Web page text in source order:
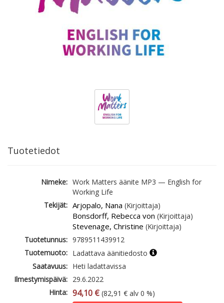
Tuotetiedot
Nimeke: Work Matters äänite MP3 — English for
Working Life
Tekijät: Arjopalo, Nana (Kirjoittaja)
Bonsdorff, Rebecca von (Kirjoittaja)
Stevenage, Christine (Kirjoittaja)
Tuotetunnus: 9789511439912
Tuotemuoto: Ladattava äänitiedosto
Saatavuus: Heti ladattavissa
Ilmestymispäivä: 29.6.2022
Hinta: 94,10 € (82,91 € alv 0 %)